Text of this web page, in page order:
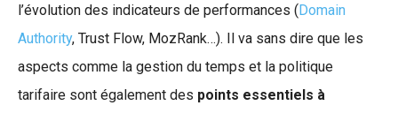
l’évolution des indicateurs de performances (Domain
Authority, Trust Flow, MozRank…). Il va sans dire que les
aspects comme la gestion du temps et la politique
tarifaire sont également des points essentiels à